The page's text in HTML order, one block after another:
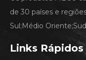
de 30 países e
Sul;Médio
Links Rápidos